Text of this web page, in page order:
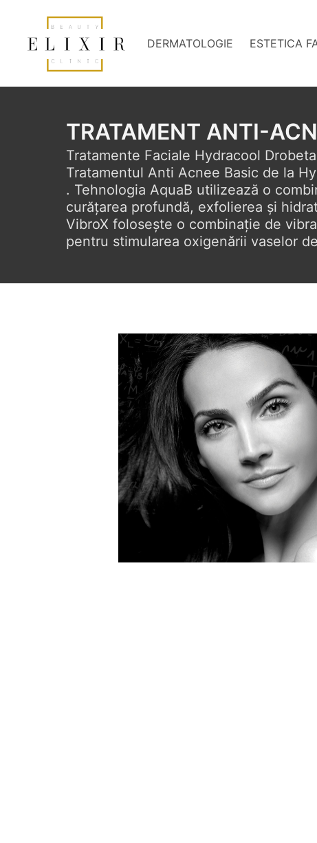
DERMATOLOGIE ESTETICA
TRATAMENT ANTI-
Tratamente Faciale Hydracool
Tratamentul Anti Acnee Basic de la
. Tehnologia AquaB utilizează o
curățarea profundă, exfolierea și
VibroX folosește o combinație de